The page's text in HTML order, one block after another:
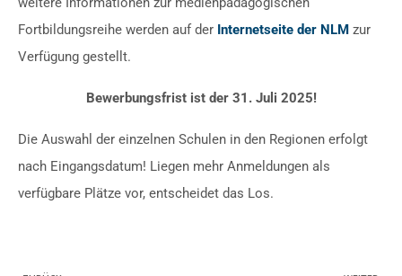
Fortbildungsreihe werden auf der Internetseite der NLM zur
Verfügung gestellt.
Bewerbungsfrist ist der 31. Juli 2025!
Die Auswahl der einzelnen Schulen in den Regionen erfolgt
nach Eingangsdatum! Liegen mehr Anmeldungen als
verfügbare Plätze vor, entscheidet das Los.